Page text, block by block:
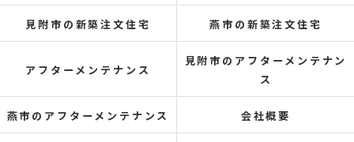
見附市の新築注文住宅 燕市の新築注文住宅
アフターメンテナンス
見附市のアフターメンテナン
ス
燕市のアフターメンテナンス 会社概要